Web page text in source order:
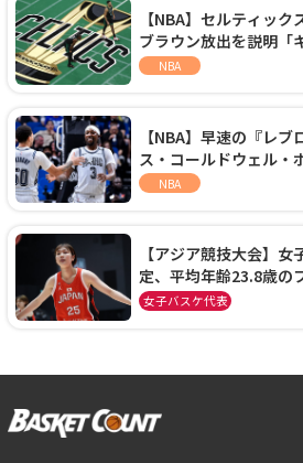
【NBA】セルティッ
ブラウン放出を説明「
手に集中するチームで
NBA
【NBA】早速の『レ
ス・コールドウェル・
ーズに1年契約で加入
NBA
【アジア競技大会】
定、平均年齢23.8歳の
本開催の大舞台で頂点
女子バスケ代表